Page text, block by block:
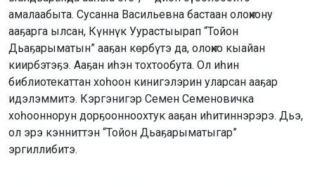
амалаабыта. Сусанна Васильевна бастаан олоҥхону
ааҕарга ылсан, Күннүк Уурастыырап “Тойон
Дьаҕарыматын” ааҕан көрбүтэ да, олоҥхо кыайан
киирбэтэҕэ. Ааҕан иһэн тохтообута. Ол иһин
библиотекаттан хоһоон кинигэлэрин уларсан ааҕар
идэлэммитэ. Кэргэнигэр Семен Семеновичка
хоһооннорун дорҕоонноохтук ааҕан иһитиннэрэрэ. Дьэ,
ол эрэ кэнниттэн “Тойон Дьаҕарыматыгар”
эргиллибитэ.